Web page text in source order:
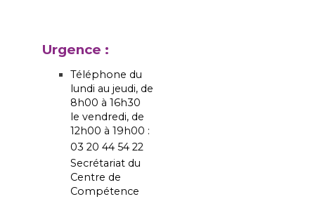
Urgence :
Téléphone du
lundi au jeudi, de
8h00 à 16h30
le vendredi, de
12h00 à 19h00 :
03 20 44 54 22
Secrétariat du
Centre de
Compétence